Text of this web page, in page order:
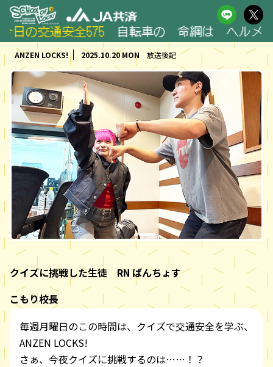
交通安全575 自転車の 命綱は ヘルメット
ANZEN LOCKS! 2025.10.20 MON 放送後記
クイズに挑戦した生徒 RN ばんちょす
こもり校長
毎週月曜日のこの時間は、クイズで交通安全を学ぶ、
ANZEN LOCKS!
さぁ、今夜クイズに挑戦するのは……！？